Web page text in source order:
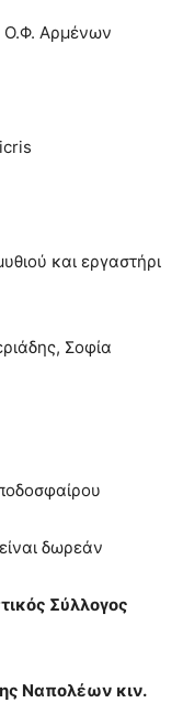
Ο.Φ. Αρμένων
και εργαστήρι
Σοφία
δωρεάν
Σύλλογος
Ναπολέων κιν.